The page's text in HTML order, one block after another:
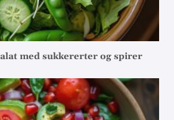
med sukkererter og spirer